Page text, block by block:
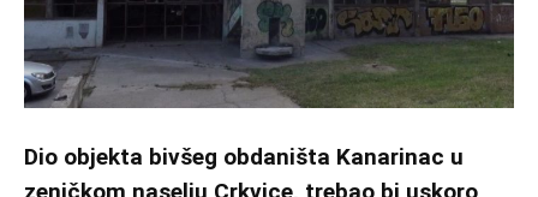
Dio objekta bivšeg obdaništa Kanarinac u